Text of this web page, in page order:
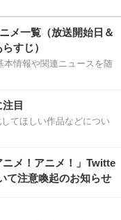
メ一覧（放送開始日＆
すじ）
本情報や関連ニュースを随
目
てほしい作品などについ
ニメ！アニメ！」Twitte
て注意喚起のお知らせ